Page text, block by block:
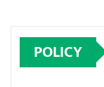
POLICY